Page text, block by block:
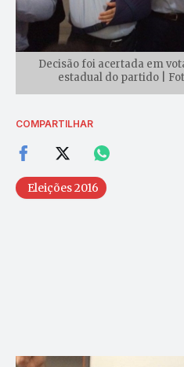
Decisão foi acertada em
estadual do partido |
COMPARTILHAR
Eleições 2016